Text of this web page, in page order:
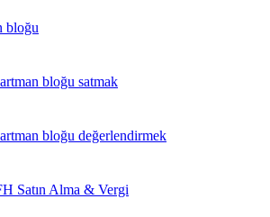
bloğu
bloğu satmak
bloğu değerlendirmek
Satın Alma & Vergi